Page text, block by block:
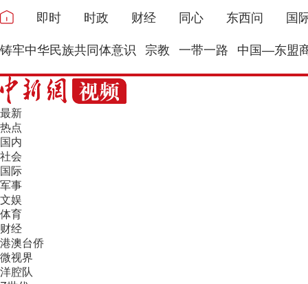
即时 时政 财经 同心 东西问 国
铸牢中华民族共同体意识 宗教 一带一路 中国—东盟
最新
热点
国内
社会
国际
军事
文娱
体育
财经
港澳台侨
微视界
洋腔队